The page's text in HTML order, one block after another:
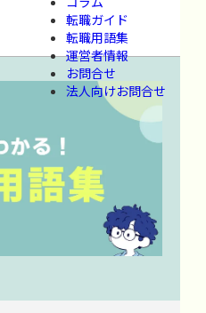
転職ガイド
転職用語集
運営者情報
お問合せ
法人向けお問合せ